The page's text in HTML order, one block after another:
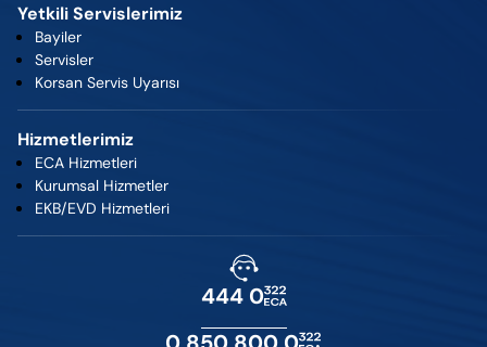
Yetkili Servislerimiz
Bayiler
Servisler
Korsan Servis Uyarısı
Hizmetlerimiz
ECA Hizmetleri
Kurumsal Hizmetler
EKB/EVD Hizmetleri
444 0